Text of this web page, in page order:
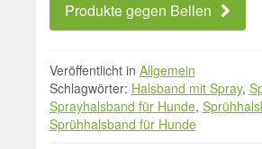
Produkte gegen Bellen
Veröffentlicht in Allgemein
Schlagwörter: Halsband mit Spray,
Sprayhalsband für Hunde,
Sprühhalsband für Hunde